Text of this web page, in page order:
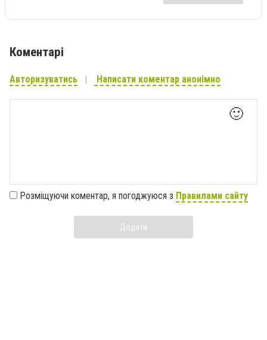
Коментарі
Авторизуватись Написати коментар анонімно
🙂
Розміщуючи коментар, я погоджуюся з Правилами сайту
Додати